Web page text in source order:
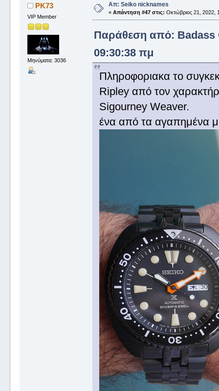
PK73
VIP Member
Μηνύματα: 3036
Απ: Seiko nicknames
« Απάντηση #47 στις: Οκτώβριος 21, 2022,
Παράθεση από: Badass
09:30:38 πμ
Πληροφοριακα το
Ripley από τον
Sigourney Weaver.
ένα από τα αγαπημένα